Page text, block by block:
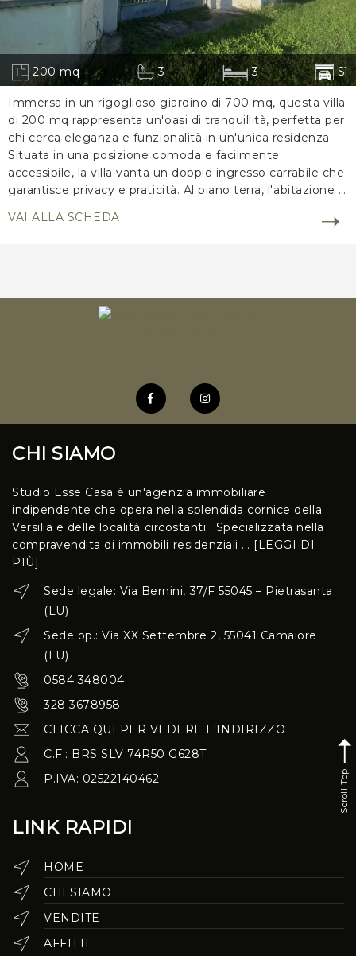
200 mq 3 3 Sì
Immersa in un rigoglioso giardino di 700 mq, questa villa
di 200 mq rappresenta un'oasi di tranquillità, perfetta per
chi cerca eleganza e funzionalità in un'unica residenza.
Situata in una posizione comoda e facilmente
accessibile, la villa vanta un doppio ingresso carrabile che
garantisce privacy e praticità. Al piano terra, l'abitazione si
naturale, con una cucina a vista moderna e funzionale. Il
VAI ALLA SCHEDA
CHI SIAMO
Studio Esse Casa è un'agenzia immobiliare
indipendente che opera nella splendida cornice della
Versilia e delle località circostanti. Specializzata nella
compravendita di immobili residenziali ... [LEGGI DI
PIÙ]
Sede legale: Via Bernini, 37/F 55045 – Pietrasanta
(LU)
Sede op.: Via XX Settembre 2, 55041 Camaiore
(LU)
0584 348004
328 3678958
CLICCA QUI PER VEDERE L'INDIRIZZO
C.F.: BRS SLV 74R50 G628T
P.IVA: 02522140462
LINK RAPIDI
HOME
CHI SIAMO
VENDITE
AFFITTI
Scroll Top